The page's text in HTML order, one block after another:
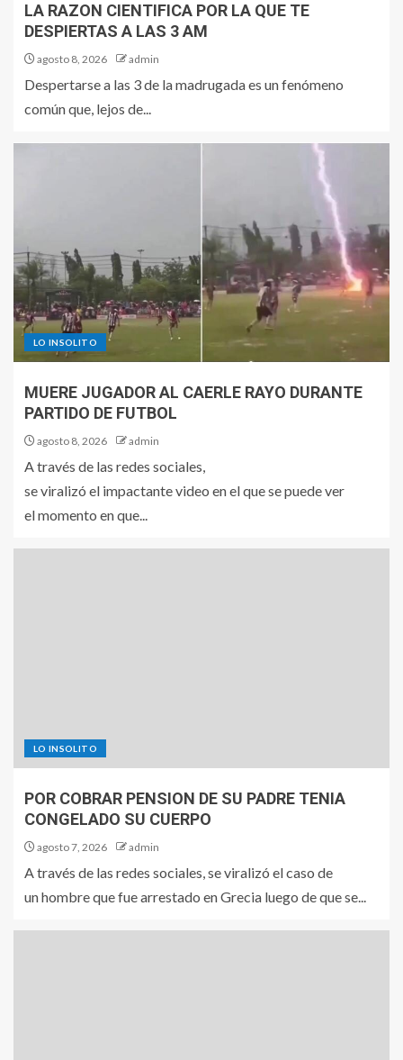
LA RAZON CIENTIFICA POR LA QUE TE
DESPIERTAS A LAS 3 AM
agosto 8, 2026 admin
Despertarse a las 3 de la madrugada es un fenómeno
común que, lejos de...
LO INSOLITO
MUERE JUGADOR AL CAERLE RAYO DURANTE
PARTIDO DE FUTBOL
agosto 8, 2026 admin
A través de las redes sociales,
se viralizó el impactante video en el que se puede ver
el momento en que...
LO INSOLITO
POR COBRAR PENSION DE SU PADRE TENIA
CONGELADO SU CUERPO
agosto 7, 2026 admin
A través de las redes sociales, se viralizó el caso de
un hombre que fue arrestado en Grecia luego de que se...